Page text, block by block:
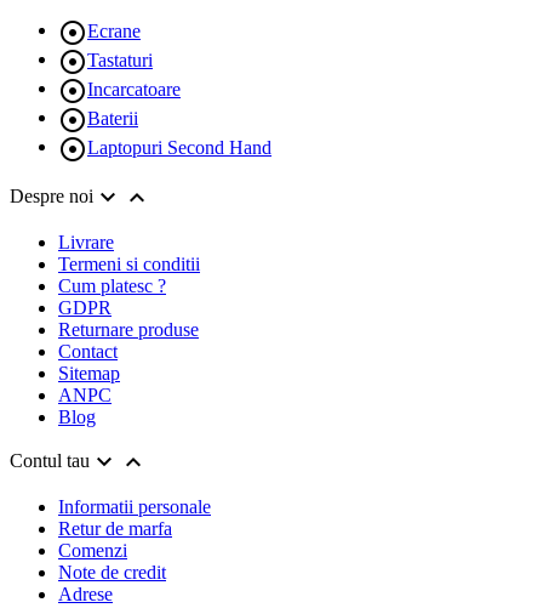
Ecrane
Tastaturi
Incarcatoare
Baterii
Laptopuri Second Hand
Despre noi  
Livrare
Termeni si conditii
Cum platesc ?
GDPR
Returnare produse
Contact
Sitemap
ANPC
Blog
Contul tau  
Informatii personale
Retur de marfa
Comenzi
Note de credit
Adrese